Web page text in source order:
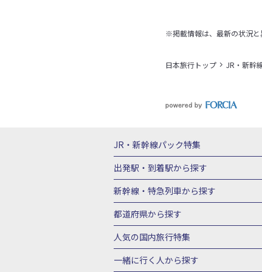
※掲載情報は、最新の状況と
日本旅行トップ JR・新幹
JR・新幹線パック特集
JR・新幹線＋ホテルパック
出発駅・到着駅から探す
秋田⇔東京 新幹線パック
富山⇔東京 新幹線パック
東京→青
東京→新潟 新幹線パック
東京⇔軽
東京→京都 新幹線パック
東京→広島 新幹線パック
新幹線・特急列車から探す
北海道新幹線 旅行
上越新幹線 旅行
山陽新幹線 旅行
都道府県から探す
北海道旅行・ツアー
山形旅行・ツアー
福島旅行・ツアー
茨城旅行・ツアー
栃木旅行・ツアー
人気の国内旅行特集
東京ディズニーリゾート®への旅
一緒に行く人から探す